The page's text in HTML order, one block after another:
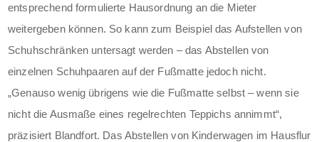
entsprechend formulierte Hausordnung an die Mieter
weitergeben können. So kann zum Beispiel das Aufstellen von
Schuhschränken untersagt werden – das Abstellen von
einzelnen Schuhpaaren auf der Fußmatte jedoch nicht.
„Genauso wenig übrigens wie die Fußmatte selbst – wenn sie
nicht die Ausmaße eines regelrechten Teppichs annimmt“,
präzisiert Blandfort. Das Abstellen von Kinderwagen im Hausflur